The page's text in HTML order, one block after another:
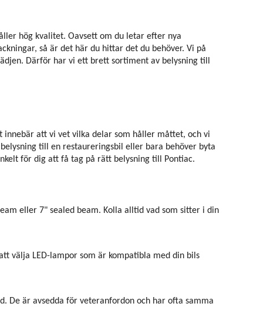
hög kvalitet. Oavsett om du letar efter nya
så är det här du hittar det du behöver. Vi på
Därför har vi ett brett sortiment av belysning till
innebär att vi vet vilka delar som håller måttet, och vi
till en restaureringsbil eller bara behöver byta
för dig att få tag på rätt belysning till Pontiac.
eller 7" sealed beam. Kolla alltid vad som sitter i din
välja LED-lampor som är kompatibla med din bils
De är avsedda för veteranfordon och har ofta samma